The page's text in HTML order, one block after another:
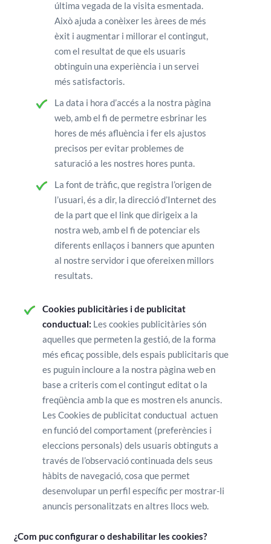
última vegada de la visita esmentada.
Això ajuda a conèixer les àrees de més
èxit i augmentar i millorar el contingut,
com el resultat de que els usuaris
obtinguin una experiència i un servei
més satisfactoris.
La data i hora d’accés a la nostra pàgina
web, amb el fi de permetre esbrinar les
hores de més afluència i fer els ajustos
precisos per evitar problemes de
saturació a les nostres hores punta.
La font de tràfic, que registra l’origen de
l’usuari, és a dir, la direcció d’Internet des
de la part que el link que dirigeix a la
nostra web, amb el fi de potenciar els
diferents enllaços i banners que apunten
al nostre servidor i que ofereixen millors
resultats.
Cookies publicitàries i de publicitat
conductual: Les cookies publicitàries són
aquelles que permeten la gestió, de la forma
més eficaç possible, dels espais publicitaris que
es puguin incloure a la nostra pàgina web en
base a criteris com el contingut editat o la
freqüència amb la que es mostren els anuncis.
Les Cookies de publicitat conductual actuen
en funció del comportament (preferències i
eleccions personals) dels usuaris obtinguts a
través de l’observació continuada dels seus
hàbits de navegació, cosa que permet
desenvolupar un perfil específic per mostrar-li
anuncis personalitzats en altres llocs web.
¿Com puc configurar o deshabilitar les cookies?